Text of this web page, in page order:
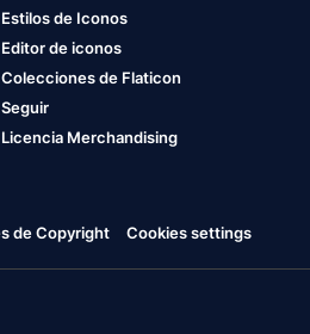
Estilos de Iconos
Editor de iconos
Colecciones de Flaticon
Seguir
Licencia Merchandising
de Copyright Cookies settings